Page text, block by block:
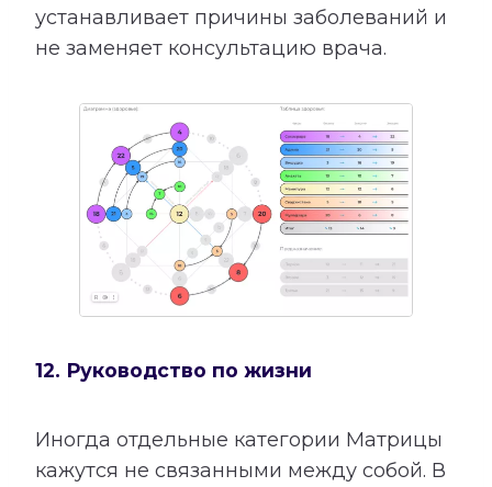
устанавливает причины заболеваний и
не заменяет консультацию врача.
12. Руководство по жизни
Иногда отдельные категории Матрицы
кажутся не связанными между собой. В